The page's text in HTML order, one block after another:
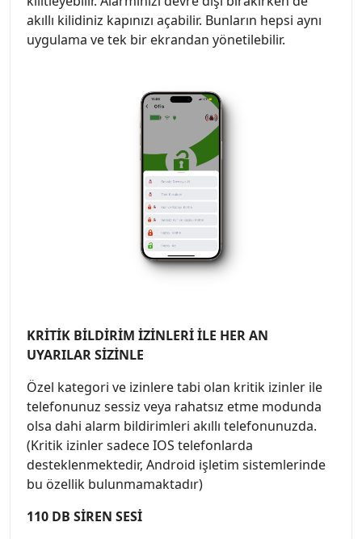
akıllı kilidiniz kapınızı açabilir. Bunların hepsi aynı
uygulama ve tek bir ekrandan yönetilebilir.
KRİTİK BİLDİRİM İZİNLERİ İLE HER AN
UYARILAR SİZİNLE
Özel kategori ve izinlere tabi olan kritik izinler ile
telefonunuz sessiz veya rahatsız etme modunda
olsa dahi alarm bildirimleri akıllı telefonunuzda.
(Kritik izinler sadece IOS telefonlarda
desteklenmektedir, Android işletim sistemlerinde
bu özellik bulunmamaktadır)
110 DB SİREN SESİ